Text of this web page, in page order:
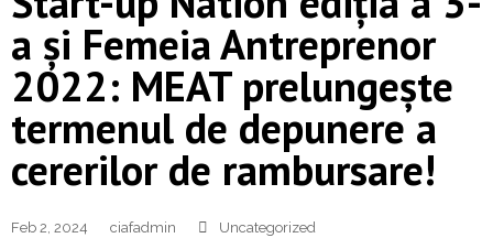
a și Femeia Antreprenor
2022: MEAT prelungește
termenul de depunere a
cererilor de rambursare!
Feb 2, 2024 ciafadmin Uncategorized